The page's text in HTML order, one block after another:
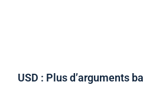
USD : Plus d’arguments